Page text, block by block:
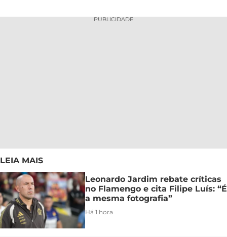
PUBLICIDADE
LEIA MAIS
Leonardo Jardim rebate críticas
no Flamengo e cita Filipe Luís: “É
a mesma fotografia”
Há 1 hora